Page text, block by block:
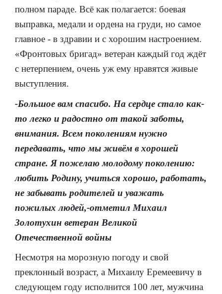
полном параде. Всё как полагается: боевая
выправка, медали и ордена на груди, но самое
главное - в здравии и с хорошим настроением.
«Фронтовых бригад» ветеран каждый год ждёт
с нетерпением, очень уж ему нравятся живые
выступления.
-Большое вам спасибо. На сердце стало как-
то легко и радостно от такой заботы,
внимания. Всем поколениям нужно
передавать, что мы живём в хорошей
стране. Я пожелаю молодому поколению:
любить Родину, учиться хорошо, работать,
не забывать родителей и уважать
пожилых людей,-отметил Михаил
Золотухин ветеран Великой
Отечественной войны
Несмотря на морозную погоду и свой
преклонный возраст, а Михаилу Еремеевичу в
следующем году исполнится 100 лет, мужчина